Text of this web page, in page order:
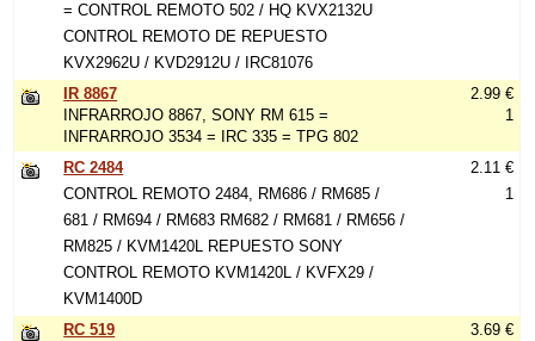
= CONTROL REMOTO 502 / HQ KVX2132U
CONTROL REMOTO DE REPUESTO
KVX2962U / KVD2912U / IRC81076
IR 8867
INFRARROJO 8867, SONY RM 615 =
INFRARROJO 3534 = IRC 335 = TPG 802
2.99 €
1
RC 2484
CONTROL REMOTO 2484, RM686 / RM685 /
681 / RM694 / RM683 RM682 / RM681 / RM656 /
RM825 / KVM1420L REPUESTO SONY
CONTROL REMOTO KVM1420L / KVFX29 /
KVM1400D
2.11 €
1
RC 519
3.69 €